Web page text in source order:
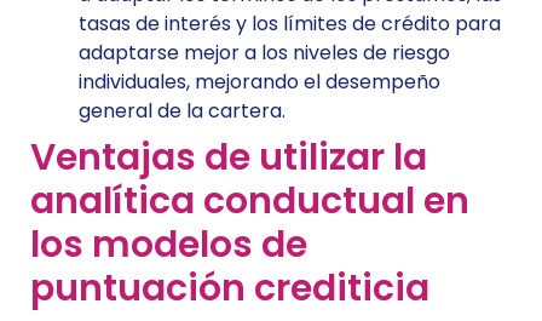
tasas de interés y los límites de crédito para
adaptarse mejor a los niveles de riesgo
individuales, mejorando el desempeño
general de la cartera.
Ventajas de utilizar la
analítica conductual en
los modelos de
puntuación crediticia